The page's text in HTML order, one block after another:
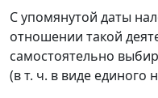
С упомянутой даты
отношении такой
самостоятельно
(в т. ч. в виде единого